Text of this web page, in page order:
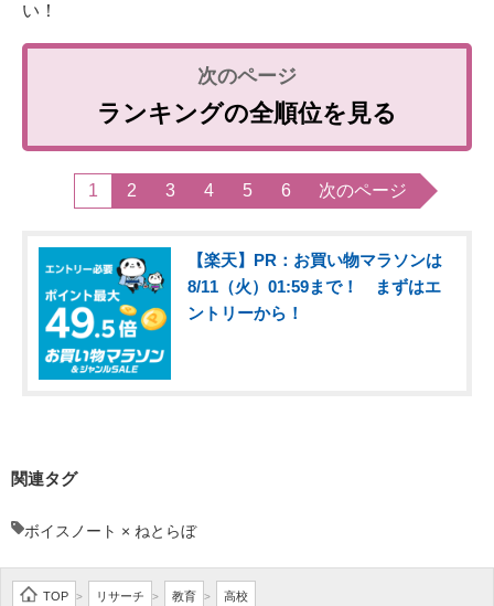
い！
ランキングの全順位を見る
1 2 3 4 5 6 次のページ
【楽天】PR：お買い物マラソンは
8/11（火）01:59まで！ まずはエ
ントリーから！
関連タグ
ボイスノート × ねとらぼ
TOP > リサーチ > 教育 > 高校